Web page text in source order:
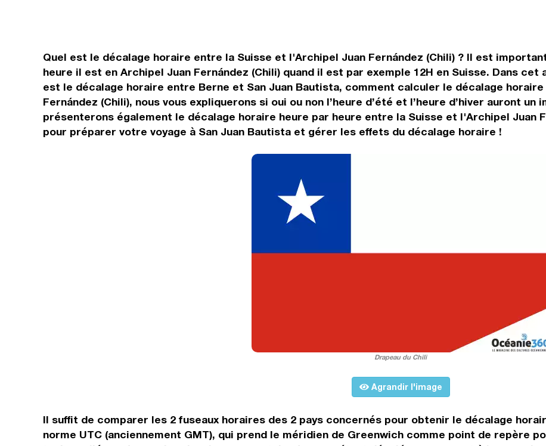
Quel est le décalage horaire entre la Suisse et l'Archipel Juan Fernández (Chili) ? Il est
heure il est en Archipel Juan Fernández (Chili) quand il est par exemple 12H en Suisse. Dans
est le décalage horaire entre Berne et San Juan Bautista, comment calculer le décalage
Fernández (Chili), nous vous expliquerons si oui ou non l’heure d’été et l’heure d’hiver auront
présenterons également le décalage horaire heure par heure entre la Suisse et l'Archipel Juan
pour préparer votre voyage à San Juan Bautista et gérer les effets du décalage horaire !
Drapeau du Chili
Agrandir l'image
Il suffit de comparer les 2 fuseaux horaires des 2 pays concernés pour obtenir le décalage
norme UTC (anciennement GMT), qui prend le méridien de Greenwich comme point de repère